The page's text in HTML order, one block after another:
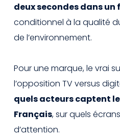
deux secondes dans un
conditionnel à la qualité
de l’environnement.
Pour une marque, le vrai
l’opposition TV versus
quels acteurs captent
Français, sur quels
d’attention.